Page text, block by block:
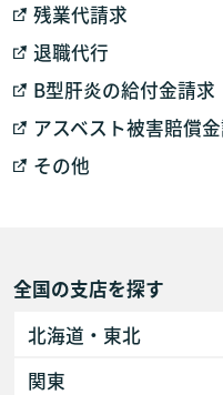
残業代請求
退職代行
B型肝炎の給付金請求
アスベスト被害賠償
その他
全国の支店を探す
北海道・東北
関東